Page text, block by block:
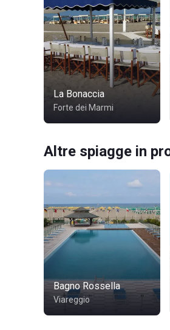
La Bonaccia
Forte dei Marmi
Altre spiagge in
Bagno Rossella
Viareggio